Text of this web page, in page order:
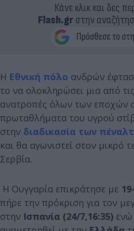
Κάνε κλικ και δες
Flash.grστην
Η Εθνική πόλο ανδρών
το να ολοκληρώσει μια από
ανατροπές όλων των εποχών
πρωταθλήματα του υγρού
στην διαδικασία των
και θα αγωνιστεί στον μικρό
Σερβία.
Η Ουγγαρία επικράτησε με
πήρε την πρόκριση για τον
στην Ισπανία (24/7,16:35)